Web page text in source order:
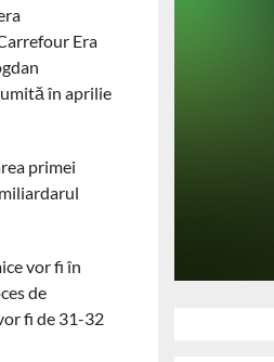
Era
în aprilie
primei
vor fi în
de
fi de 31-32